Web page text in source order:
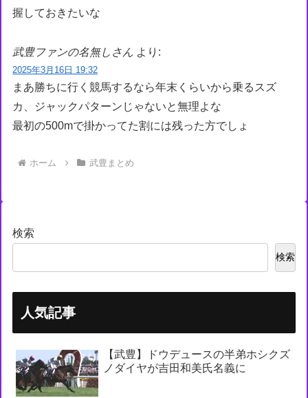
握しておきたいな
武豊ファンの名無しさん より:
2025年3月16日 19:32
まあ勝ちに行く競馬するなら年末くらいから乗るスズ
カ、ジャックパターンじゃないと無理よな
最初の500mで掛かってた割には残った方でしょ
ホーム 武豊まとめ
検索
検索
人気記事
【武豊】ドウデュースの半弟ホシクズ
ノダイヤが吉田和美氏名義に